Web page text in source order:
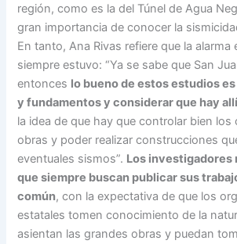
región, como es la del Túnel de Agua
gran importancia de conocer la
En tanto, Ana Rivas refiere que la alarma
siempre estuvo: “Ya se sabe que San
entonces lo bueno de estos estudios
y fundamentos y considerar que hay
la idea de que hay que controlar bien los
obras y poder realizar construcciones
eventuales sismos”. Los investigadores
que siempre buscan publicar sus
común, con la expectativa de que los
estatales tomen conocimiento de la
asientan las grandes obras y puedan